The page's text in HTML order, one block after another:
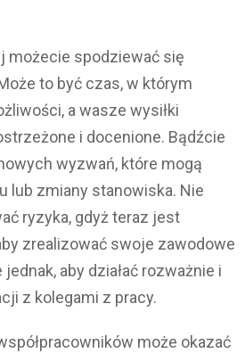
możecie spodziewać się
to być czas, w którym
a wasze wysiłki
i docenione. Bądźcie
wyzwań, które mogą
lub zmiany stanowiska. Nie
ryzyka, gdyż teraz jest
zrealizować swoje zawodowe
aby działać rozważnie i
z kolegami z pracy.
może okazać